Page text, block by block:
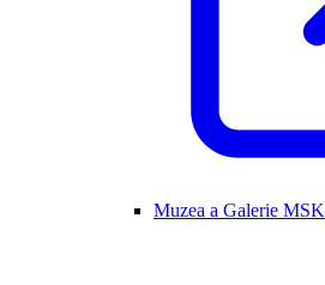
Muzea a Galerie MSK